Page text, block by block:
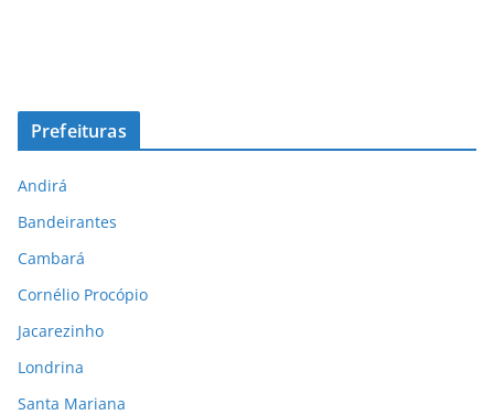
Prefeituras
Andirá
Bandeirantes
Cambará
Cornélio Procópio
Jacarezinho
Londrina
Santa Mariana